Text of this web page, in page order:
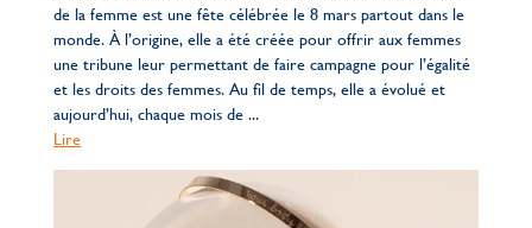
de la femme est une fête célébrée le 8 mars partout dans le
monde. À l’origine, elle a été créée pour offrir aux femmes
une tribune leur permettant de faire campagne pour l’égalité
et les droits des femmes. Au fil de temps, elle a évolué et
aujourd’hui, chaque mois de ...
Lire